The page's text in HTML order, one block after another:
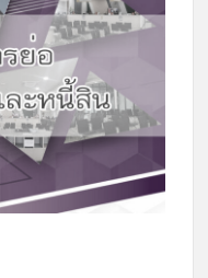
นทรัพย์
มิถุนายน